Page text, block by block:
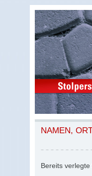
NAMEN,
Bereits